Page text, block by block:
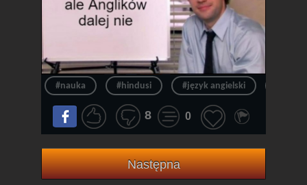
#nauka #hindusi #język angielski
8 0
Następna